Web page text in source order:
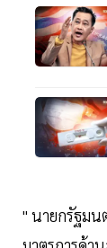
" นายกรัฐมน